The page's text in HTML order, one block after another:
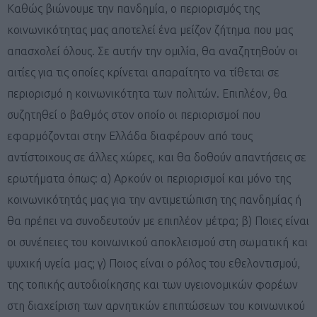
Καθώς βιώνουμε την πανδημία, ο περιορισμός της
κοινωνικότητας μας αποτελεί ένα μείζον ζήτημα που μας
απασχολεί όλους. Σε αυτήν την ομιλία, θα αναζητηθούν οι
αιτίες για τις οποίες κρίνεται απαραίτητο να τίθεται σε
περιορισμό η κοινωνικότητα των πολιτών. Επιπλέον, θα
συζητηθεί ο βαθμός στον οποίο οι περιορισμοί που
εφαρμόζονται στην Ελλάδα διαφέρουν από τους
αντίστοιχους σε άλλες χώρες, και θα δοθούν απαντήσεις σε
ερωτήματα όπως: α) Αρκούν οι περιορισμοί και μόνο της
κοινωνικότητάς μας για την αντιμετώπιση της πανδημίας ή
θα πρέπει να συνοδευτούν με επιπλέον μέτρα; β) Ποιες είναι
οι συνέπειες του κοινωνικού αποκλεισμού στη σωματική και
ψυχική υγεία μας; γ) Ποιος είναι ο ρόλος του εθελοντισμού,
της τοπικής αυτοδιοίκησης και των υγειονομικών φορέων
στη διαχείριση των αρνητικών επιπτώσεων του κοινωνικού